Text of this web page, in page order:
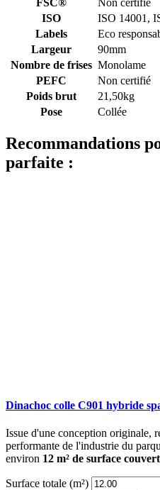
ISO
ISO 14001,
Labels
Eco
Largeur
90mm
Nombre de frises Monolame
PEFC
Non certifié
Poids brut
21,50kg
Pose
Collée
Recommandations
parfaite :
Dinachoc colle C901 hybride
Issue d'une conception originale,
performante de l'industrie du
environ 12 m² de surface
Surface totale (m²)